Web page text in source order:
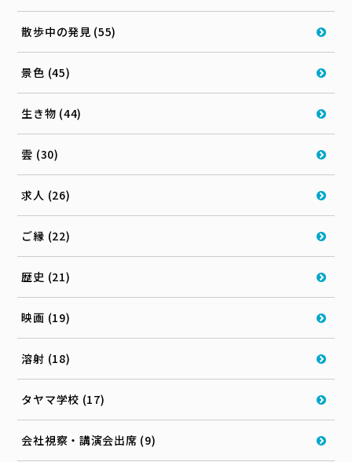
散歩中の発見 (55)
景色 (45)
生き物 (44)
雲 (30)
求人 (26)
ご縁 (22)
歴史 (21)
映画 (19)
溶射 (18)
タヤマ学校 (17)
会社視察・講演会出席 (9)